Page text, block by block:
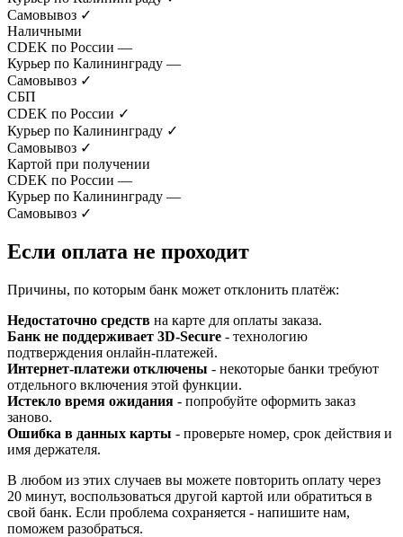
Самовывоз ✓
Наличными
CDEK по России —
Курьер по Калининграду —
Самовывоз ✓
СБП
CDEK по России ✓
Курьер по Калининграду ✓
Самовывоз ✓
Картой при получении
CDEK по России —
Курьер по Калининграду —
Самовывоз ✓
Если оплата не проходит
Причины, по которым банк может отклонить платёж:
Недостаточно средств на карте для оплаты заказа.
Банк не поддерживает 3D-Secure - технологию
подтверждения онлайн-платежей.
Интернет-платежи отключены - некоторые банки требуют
отдельного включения этой функции.
Истекло время ожидания - попробуйте оформить заказ
заново.
Ошибка в данных карты - проверьте номер, срок действия и
имя держателя.
В любом из этих случаев вы можете повторить оплату через
20 минут, воспользоваться другой картой или обратиться в
свой банк. Если проблема сохраняется - напишите нам,
поможем разобраться.